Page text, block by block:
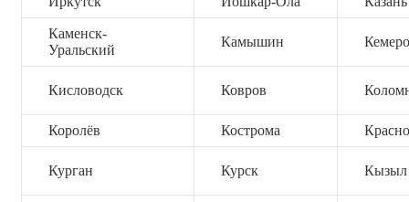
Каменск-
Уральский
Камышин
Кисловодск Ковров
Королёв Кострома
Курган Курск Кызыл